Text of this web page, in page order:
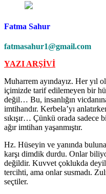
Fatma Sahur
fatmasahur1@gmail.com
YAZI ARŞİVİ
Muharrem ayındayız. Her yıl
içimizde tarif edilemeyen bir
değil… Bu, insanlığın
imtihandır. Kerbela’yı
sıkışır… Çünkü orada sadece
ağır imtihan yaşanmıştır.
Hz. Hüseyin ve yanında
karşı dimdik durdu. Onlar
değildir. Kuvvet çoklukda
tercihti, ama onlar susmadı.
seçtiler.